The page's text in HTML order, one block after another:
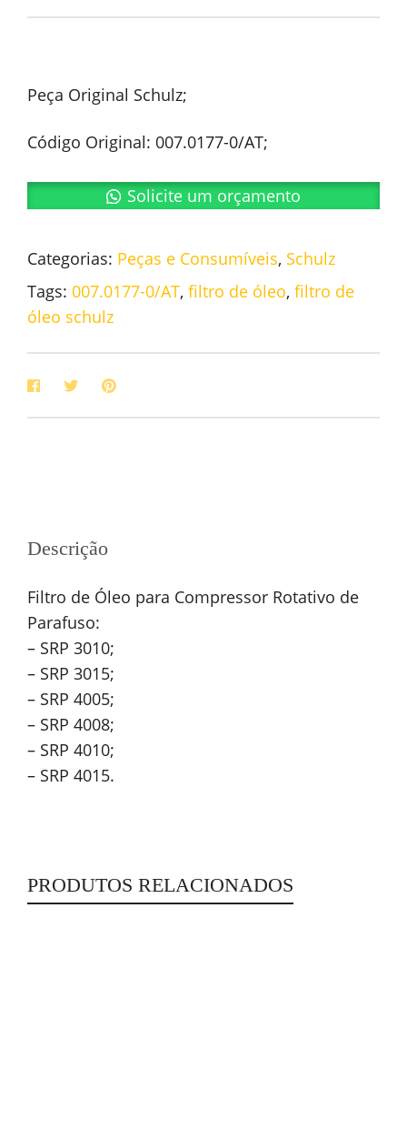
Peça Original Schulz;
Código Original: 007.0177-0/AT;
Solicite um orçamento
Categorias: Peças e Consumíveis, Schulz
Tags: 007.0177-0/AT, filtro de óleo, filtro de
óleo schulz
Descrição
Filtro de Óleo para Compressor Rotativo de
Parafuso:
– SRP 3010;
– SRP 3015;
– SRP 4005;
– SRP 4008;
– SRP 4010;
– SRP 4015.
PRODUTOS RELACIONADOS